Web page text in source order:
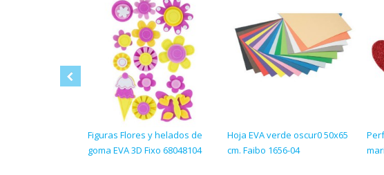
Figuras Flores y helados de
goma EVA 3D Fixo 68048104
Hoja EVA verde oscur0 50x65
cm. Faibo 1656-04